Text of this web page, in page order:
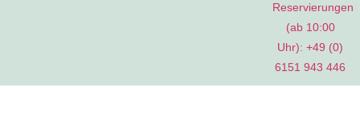
Reservierungen
(ab 10:00
Uhr): +49 (0)
6151 943 446